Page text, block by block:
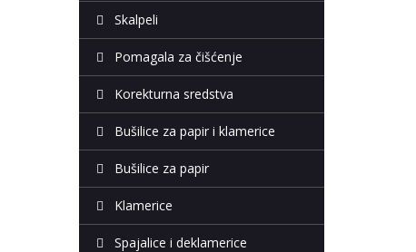
Skalpeli
Pomagala za čišćenje
Korekturna sredstva
Bušilice za papir i klamerice
Bušilice za papir
Klamerice
Spajalice i deklamerice